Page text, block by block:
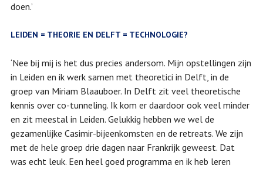
doen.’
LEIDEN = THEORIE EN DELFT = TECHNOLOGIE?
‘Nee bij mij is het dus precies andersom. Mijn opstellingen zijn
in Leiden en ik werk samen met theoretici in Delft, in de
groep van Miriam Blaauboer. In Delft zit veel theoretische
kennis over co-tunneling. Ik kom er daardoor ook veel minder
en zit meestal in Leiden. Gelukkig hebben we wel de
gezamenlijke Casimir-bijeenkomsten en de retreats. We zijn
met de hele groep drie dagen naar Frankrijk geweest. Dat
was echt leuk. Een heel goed programma en ik heb leren